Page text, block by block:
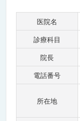
医院名
診療科目
院長
電話番号
所在地